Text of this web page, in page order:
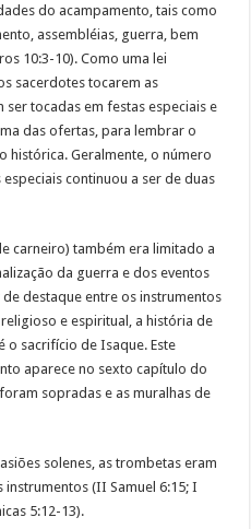
do acampamento, tais como
assembléias, guerra, bem
10:3-10). Como uma lei
sacerdotes tocarem as
ser tocadas em festas especiais e
das ofertas, para lembrar o
histórica. Geralmente, o número
continuou a ser de duas
carneiro) também era limitado a
da guerra e dos eventos
destaque entre os instrumentos
e espiritual, a história de
o sacrifício de Isaque. Este
aparece no sexto capítulo do
sopradas e as muralhas de
solenes, as trombetas eram
(II Samuel 6:15; I
5:12-13).